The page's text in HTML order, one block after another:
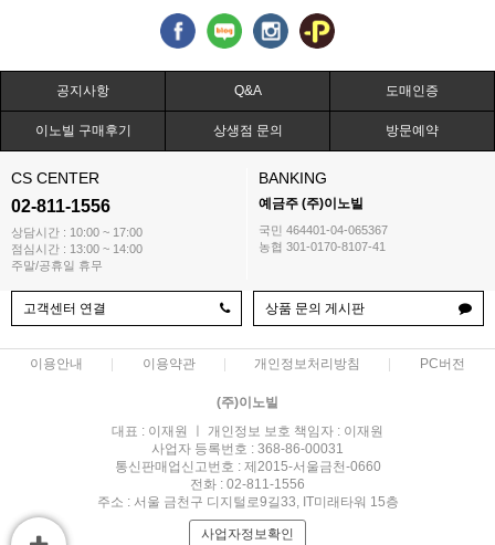
공지사항 Q&A 도매인증
이노빌 구매후기 상생점 문의 방문예약
CS CENTER
02-811-1556
상담시간 : 10:00 ~ 17:00
점심시간 : 13:00 ~ 14:00
주말/공휴일 휴무
BANKING
예금주 (주)이노빌
국민 464401-04-065367
농협 301-0170-8107-41
고객센터 연결 상품 문의 게시판
이용안내 이용약관 개인정보처리방침 PC버전
(주)이노빌
대표 : 이재원 ㅣ 개인정보 보호 책임자 : 이재원
사업자 등록번호 : 368-86-00031
통신판매업신고번호 : 제2015-서울금천-0660
전화 : 02-811-1556
주소 : 서울 금천구 디지털로9길33, IT미래타워 15층
사업자정보확인